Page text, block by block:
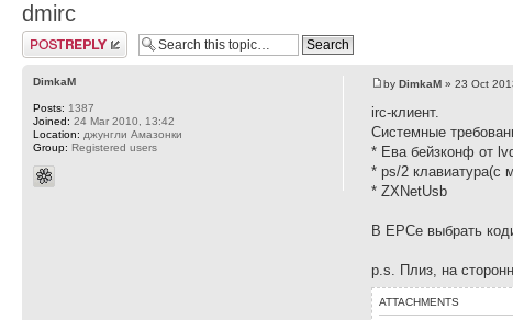
dmirc
Post a reply
byDimkaM » 23 Oct
irc-клиент.
Системные
* Ева бейзконф от
* ps/2 клавиатура(с
* ZXNetUsb
В ЕРСе выбрать
p.s. Плиз, на
ATTACHMENTS
DimkaM
Posts: 1387
Joined: 24 Mar 2010, 13:42
Location: джунгли Амазонки
Group: Registered users